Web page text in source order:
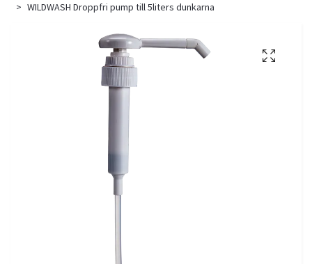
WILDWASH Droppfri pump till 5liters dunkarna